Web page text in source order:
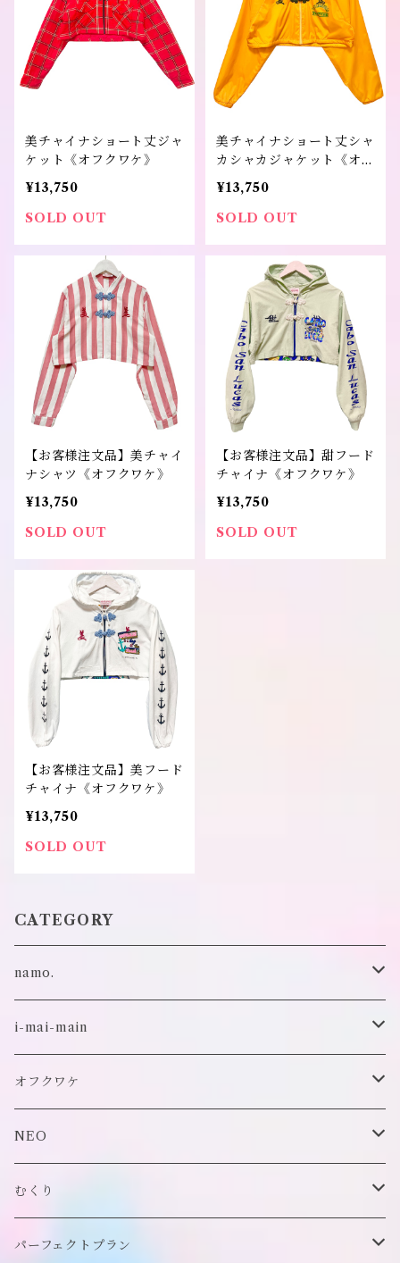
美チャイナショート丈ジャ
ケット《オフクワケ》
¥13,750
SOLD OUT
美チャイナショート丈シャ
カシャカジャケット《オフ
クワケ》
¥13,750
SOLD OUT
【お客様注文品】美チャイ
ナシャツ《オフクワケ》
¥13,750
SOLD OUT
【お客様注文品】甜フード
チャイナ《オフクワケ》
¥13,750
SOLD OUT
【お客様注文品】美フード
チャイナ《オフクワケ》
¥13,750
SOLD OUT
CATEGORY
namo.
古着
オリジナル
i-mai-main
ビスチェ
付け襟
帽子
スヌード
オフクワケ
トップス
アウター
付け襟
NEO
財布
ポーチ
むくり
リング
パーフェクトプラン